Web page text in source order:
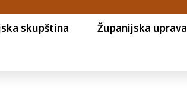
skupština Županijska uprava